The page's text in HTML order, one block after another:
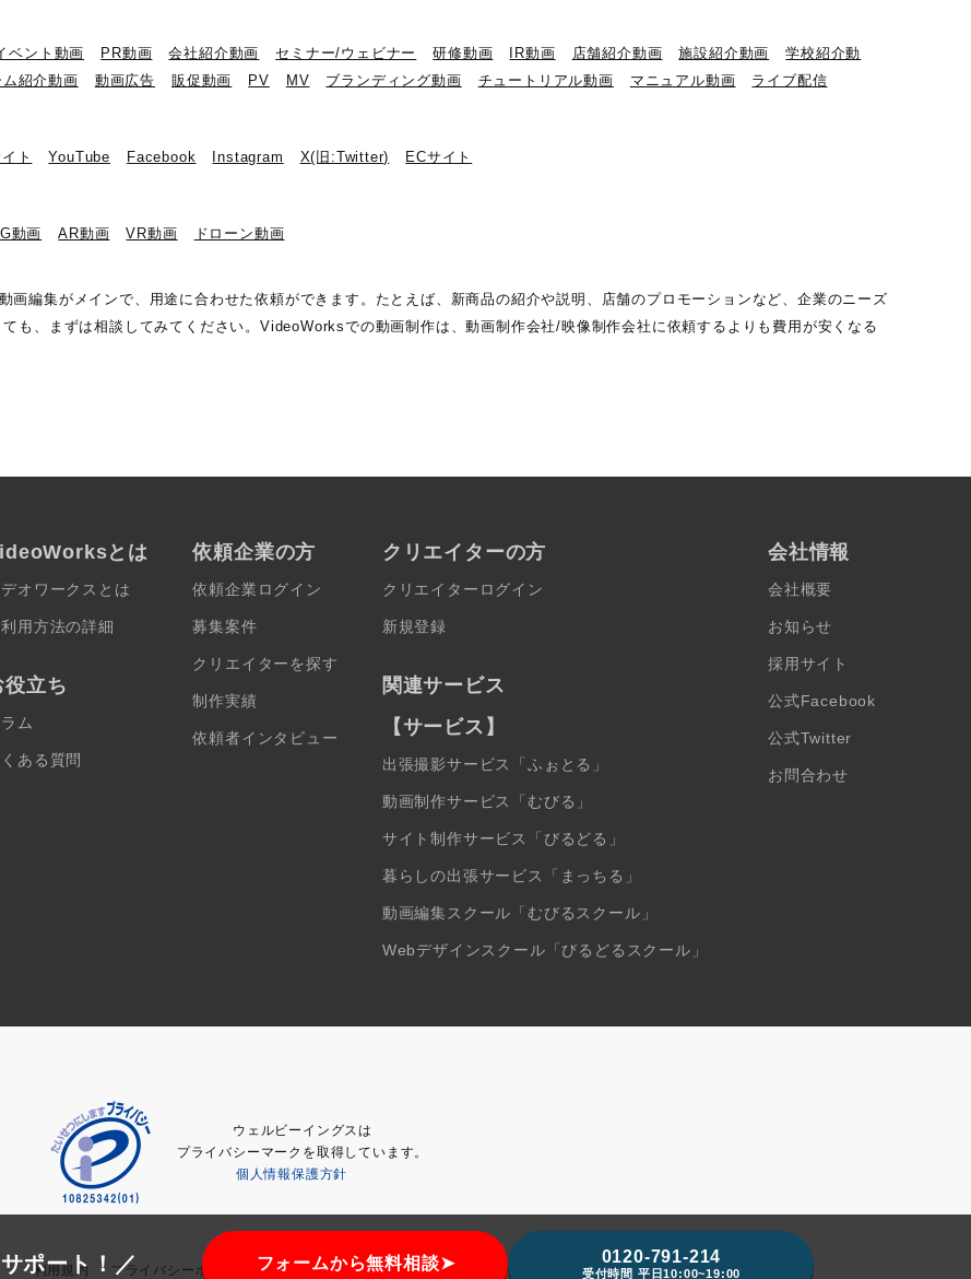
ポート！／ フォームから無料相談➤ 0120-791-214
受付時間 平日10:00~19:00
ベント動画 PR動画 会社紹介動画 セミナー/ウェビナー 研修動画 IR動画 店舗紹介動画 施設紹介動画
学校紹介動
紹介動画 動画広告 販促動画 PV MV ブランディング動画 チュートリアル動画 マニュアル動画 ライブ配信
ト YouTube Facebook Instagram X(旧:Twitter) ECサイト
動画 AR動画 VR動画 ドローン動画
画編集がメインで、用途に合わせた依頼ができます。たとえば、新商品の紹介や説明、店舗のプロモーションなど、企業のニーズ
も、まずは相談してみてください。VideoWorksでの動画制作は、動画制作会社/映像制作会社に依頼するよりも費用が安くなる
とは
デオワークスとは
用方法の詳細
役立ち
ム
ある質問
依頼企業の方
依頼企業ログイン
募集案件
クリエイターを探す
制作実績
依頼者インタビュー
クリエイターの方
クリエイターログイン
新規登録
関連サービス
【サービス】
出張撮影サービス「ふぉとる」
動画制作サービス「むびる」
サイト制作サービス「びるどる」
暮らしの出張サービス「まっちる」
動画編集スクール「むびるスクール」
Webデザインスクール「びるどるスクール」
会社情報
会社概要
お知らせ
採用サイト
公式Facebook
公式Twitter
お問合わせ
ウェルビーイングスは
プライバシーマークを取得しています。
個人情報保護方針
利用規約 プライバシーポリシー 特定商取引法に基づく表記